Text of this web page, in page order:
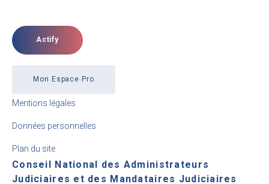
Actify
Mon Espace Pro
Mentions légales
Données personnelles
Plan du site
Conseil National des Administrateurs
Judiciaires et des Mandataires Judiciaires